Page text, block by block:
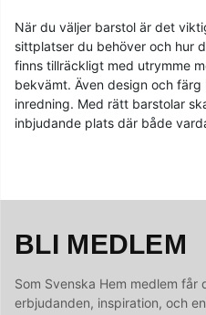
När du väljer barstol är det
sittplatser du behöver och hur
finns tillräckligt med utrymme
bekvämt. Även design och
inredning. Med rätt barstolar
inbjudande plats där både
BLI MEDLEM
Som Svenska Hem medlem får
erbjudanden, inspiration, och